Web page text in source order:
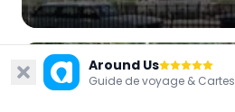
Around Us
Guide de voyage & Cartes